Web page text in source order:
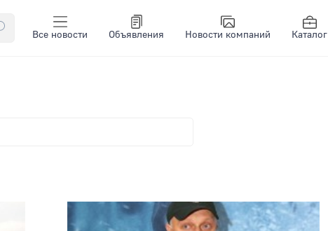
Все новости Объявления Новости компаний Каталог